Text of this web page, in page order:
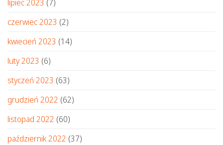
lipiec 2023 (7)
czerwiec 2023 (2)
kwiecień 2023 (14)
luty 2023 (6)
styczeń 2023 (63)
grudzień 2022 (62)
listopad 2022 (60)
październik 2022 (37)